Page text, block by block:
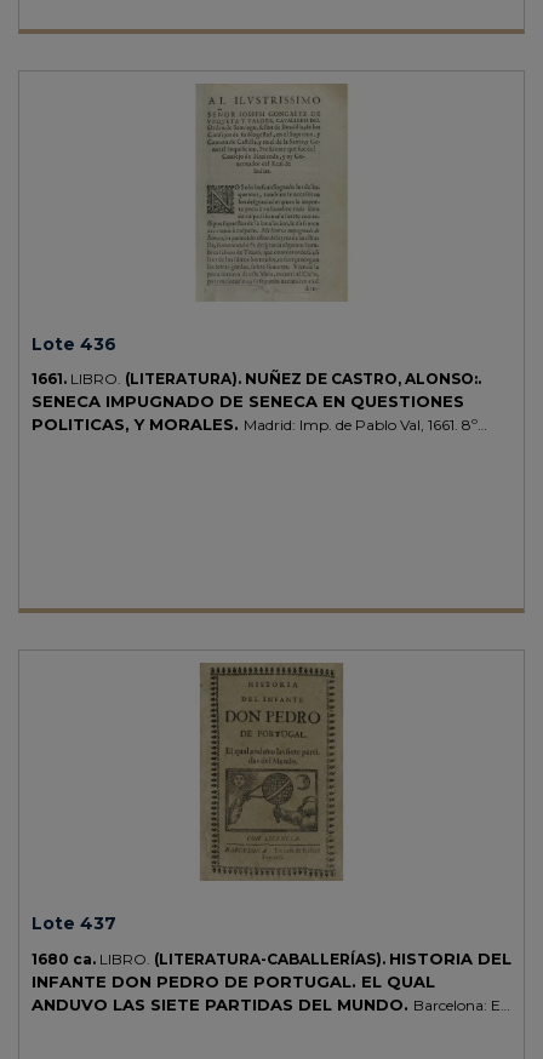
antigua etiqueta en el plano anterior con el núm. 138. Primera
edición de la traducción al inglés de la obra de Virgilio.
Lote 436
1661. LIBRO. (LITERATURA). NUÑEZ DE CASTRO, ALONSO:.
SENECA IMPUGNADO DE SENECA EN QUESTIONES
POLITICAS, Y MORALES. Madrid: Imp. de Pablo Val, 1661. 8º
Lote 437
1680 ca. LIBRO. (LITERATURA-CABALLERÍAS). HISTORIA DEL
INFANTE DON PEDRO DE PORTUGAL. EL QUAL
ANDUVO LAS SIETE PARTIDAS DEL MUNDO. Barcelona: En